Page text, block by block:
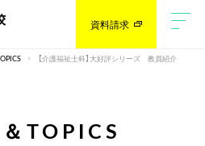
資料請求
【介護福祉士科】大好評シリーズ 教員紹介
TOPICS